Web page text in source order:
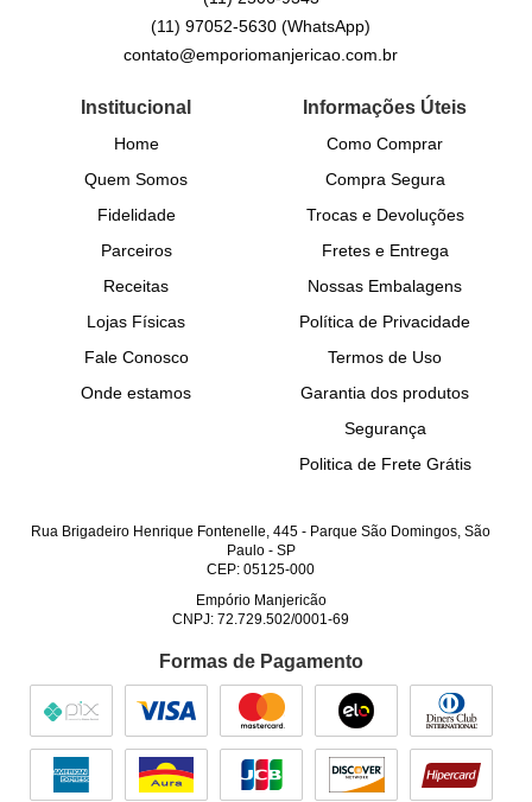
(11) 97052-5630(WhatsApp)
contato@emporiomanjericao.com.br
Institucional
Home
Quem Somos
Fidelidade
Parceiros
Receitas
Lojas Físicas
Fale Conosco
Onde estamos
Informações Úteis
Como Comprar
Compra Segura
Trocas e Devoluções
Fretes e Entrega
Nossas Embalagens
Política de Privacidade
Termos de Uso
Garantia dos produtos
Segurança
Politica de Frete Grátis
Rua Brigadeiro Henrique Fontenelle, 445 - Parque São Domingos, São
Paulo- SP
CEP: 05125-000
Empório Manjericão
CNPJ: 72.729.502/0001-69
Formas de Pagamento